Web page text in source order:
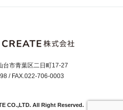
台市青葉区二日町17-27
/ FAX.022-706-0003
CO.,LTD. All Right Reserved.